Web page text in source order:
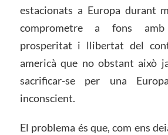
estacionats a Europa durant
comprometre a fons
prosperitat i llibertat del
americà que no obstant això
sacrificar-se per una
inconscient.
El problema és que, com ens